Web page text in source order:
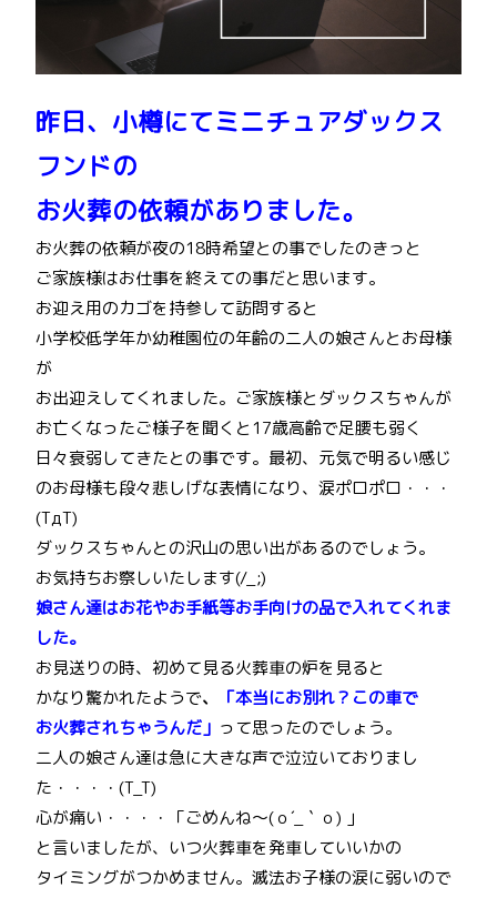
昨日、小樽にてミニチュアダックス
フンドの
お火葬の依頼がありました。
お火葬の依頼が夜の18時希望との事でしたのきっと
ご家族様はお仕事を終えての事だと思います。
お迎え用のカゴを持参して訪問すると
小学校低学年か幼稚園位の年齢の二人の娘さんとお母様
が
お出迎えしてくれました。ご家族様とダックスちゃんが
お亡くなったご様子を聞くと17歳高齢で足腰も弱く
日々衰弱してきたとの事です。最初、元気で明るい感じ
のお母様も段々悲しげな表情になり、涙ポロポロ・・・
(TдT)
ダックスちゃんとの沢山の思い出があるのでしょう。
お気持ちお察しいたします(/_;)
娘さん達はお花やお手紙等お手向けの品で入れてくれま
した。
お見送りの時、初めて見る火葬車の炉を見ると
かなり驚かれたようで、
「本当にお別れ？この車で
お火葬されちゃうんだ」 って思ったのでしょう。
二人の娘さん達は急に大きな声で泣泣いておりまし
た・・・・(T_T)
心が痛い・・・・「ごめんね～(ｏ´_｀ｏ) 」
と言いましたが、いつ火葬車を発車していいかの
タイミングがつかめません。滅法お子様の涙に弱いので